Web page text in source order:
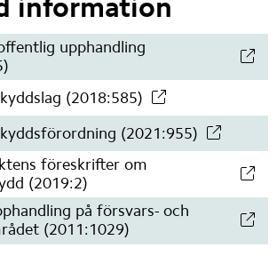
information
upphandling
(2018:585)
(2021:955)
föreskrifter om
(2019:2)
på försvars- och
(2011:1029)